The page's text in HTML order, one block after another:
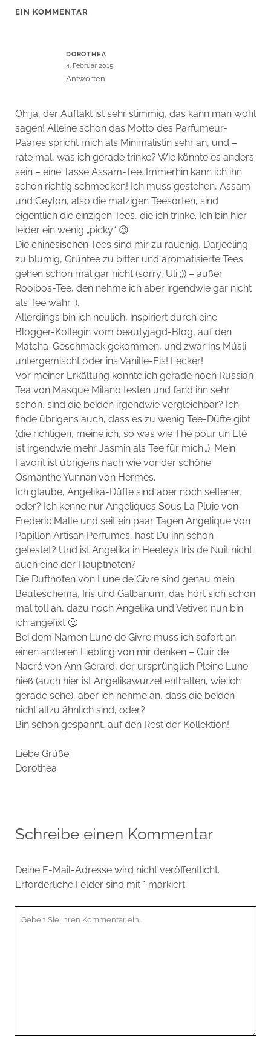
EIN KOMMENTAR
DOROTHEA
4. Februar 2015
Antworten
Oh ja, der Auftakt ist sehr stimmig, das kann man wohl
sagen! Alleine schon das Motto des Parfumeur-
Paares spricht mich als Minimalistin sehr an, und –
rate mal, was ich gerade trinke? Wie könnte es anders
sein – eine Tasse Assam-Tee. Immerhin kann ich ihn
schon richtig schmecken! Ich muss gestehen, Assam
und Ceylon, also die malzigen Teesorten, sind
eigentlich die einzigen Tees, die ich trinke. Ich bin hier
leider ein wenig „picky“ 😉
Die chinesischen Tees sind mir zu rauchig, Darjeeling
zu blumig, Grüntee zu bitter und aromatisierte Tees
gehen schon mal gar nicht (sorry, Uli ;)) – außer
Rooibos-Tee, den nehme ich aber irgendwie gar nicht
als Tee wahr ;).
Allerdings bin ich neulich, inspiriert durch eine
Blogger-Kollegin vom beautyjagd-Blog, auf den
Matcha-Geschmack gekommen, und zwar ins Müsli
untergemischt oder ins Vanille-Eis! Lecker!
Vor meiner Erkältung konnte ich gerade noch Russian
Tea von Masque Milano testen und fand ihn sehr
schön, sind die beiden irgendwie vergleichbar? Ich
finde übrigens auch, dass es zu wenig Tee-Düfte gibt
(die richtigen, meine ich, so was wie Thé pour un Eté
ist irgendwie mehr Jasmin als Tee für mich…). Mein
Favorit ist übrigens nach wie vor der schöne
Osmanthe Yunnan von Hermès.
Ich glaube, Angelika-Düfte sind aber noch seltener,
oder? Ich kenne nur Angeliques Sous La Pluie von
Frederic Malle und seit ein paar Tagen Angelique von
Papillon Artisan Perfumes, hast Du ihn schon
getestet? Und ist Angelika in Heeley’s Iris de Nuit nicht
auch eine der Hauptnoten?
Die Duftnoten von Lune de Givre sind genau mein
Beuteschema, Iris und Galbanum, das hört sich schon
mal toll an, dazu noch Angelika und Vetiver, nun bin
ich angefixt 🙂
Bei dem Namen Lune de Givre muss ich sofort an
einen anderen Liebling von mir denken – Cuir de
Nacré von Ann Gérard, der ursprünglich Pleine Lune
hieß (auch hier ist Angelikawurzel enthalten, wie ich
gerade sehe), aber ich nehme an, dass die beiden
nicht allzu ähnlich sind, oder?
Bin schon gespannt, auf den Rest der Kollektion!
Liebe Grüße
Dorothea
Schreibe einen Kommentar
Deine E-Mail-Adresse wird nicht veröffentlicht.
Erforderliche Felder sind mit * markiert